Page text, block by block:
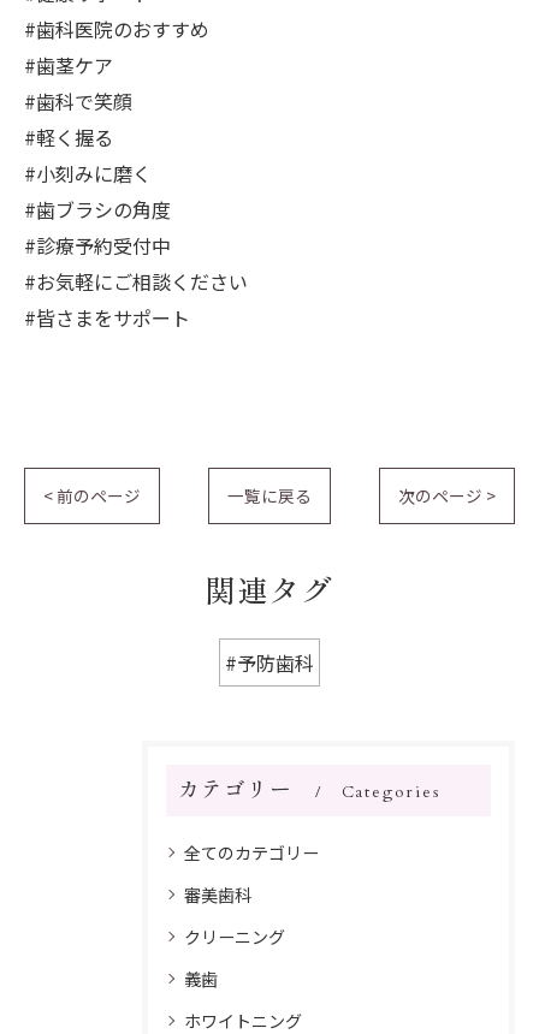
#歯科医院のおすすめ
#歯茎ケア
#歯科で笑顔
#軽く握る
#小刻みに磨く
#歯ブラシの角度
#診療予約受付中
#お気軽にご相談ください
#皆さまをサポート
< 前のページ 一覧に戻る 次のページ >
関連タグ
#予防歯科
カテゴリー Categories
全てのカテゴリー
審美歯科
クリーニング
義歯
ホワイトニング